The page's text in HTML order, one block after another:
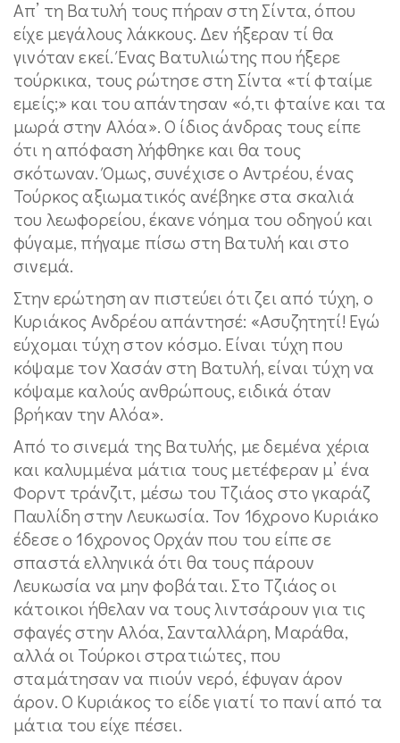
Απ’ τη Βατυλή τους πήραν στη Σίντα, όπου
είχε μεγάλους λάκκους. Δεν ήξεραν τί θα
γινόταν εκεί. Ένας Βατυλιώτης που ήξερε
τούρκικα, τους ρώτησε στη Σίντα «τί φταίμε
εμείς;» και του απάντησαν «ό,τι φταίνε και τα
μωρά στην Αλόα». Ο ίδιος άνδρας τους είπε
ότι η απόφαση λήφθηκε και θα τους
σκότωναν. Όμως, συνέχισε ο Αντρέου, ένας
Τούρκος αξιωματικός ανέβηκε στα σκαλιά
του λεωφορείου, έκανε νόημα του οδηγού και
φύγαμε, πήγαμε πίσω στη Βατυλή και στο
σινεμά.
Στην ερώτηση αν πιστεύει ότι ζει από τύχη, ο
Κυριάκος Ανδρέου απάντησέ: «Ασυζητητί! Εγώ
εύχομαι τύχη στον κόσμο. Είναι τύχη που
κόψαμε τον Χασάν στη Βατυλή, είναι τύχη να
κόψαμε καλούς ανθρώπους, ειδικά όταν
βρήκαν την Αλόα».
Από το σινεμά της Βατυλής, με δεμένα χέρια
και καλυμμένα μάτια τους μετέφεραν μ’ ένα
Φορντ τράνζιτ, μέσω του Τζιάος στο γκαράζ
Παυλίδη στην Λευκωσία. Τον 16χρονο Κυριάκο
έδεσε ο 16χρονος Ορχάν που του είπε σε
σπαστά ελληνικά ότι θα τους πάρουν
Λευκωσία να μην φοβάται. Στο Τζιάος οι
κάτοικοι ήθελαν να τους λιντσάρουν για τις
σφαγές στην Αλόα, Σανταλλάρη, Μαράθα,
αλλά οι Τούρκοι στρατιώτες, που
σταμάτησαν να πιούν νερό, έφυγαν άρον
άρον. Ο Κυριάκος το είδε γιατί το πανί από τα
μάτια του είχε πέσει.